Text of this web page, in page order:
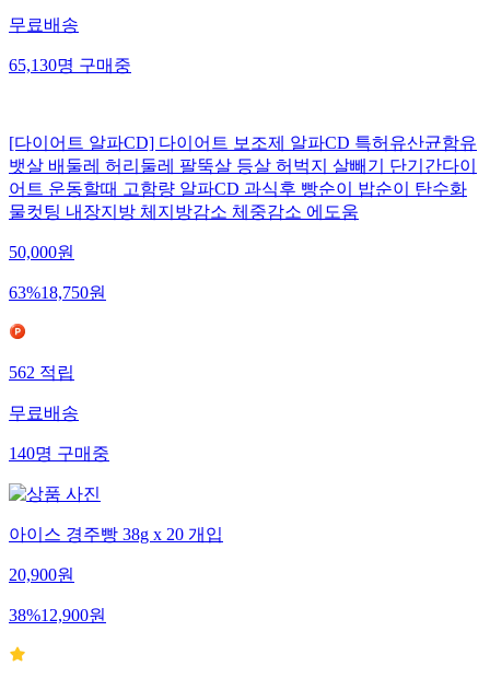
무료배송
65,130명구매중
[다이어트 알파CD] 다이어트 보조제 알파CD 특허유산균함유
뱃살 배둘레 허리둘레 팔뚝살 등살 허벅지 살빼기 단기간다이
어트 운동할때 고함량 알파CD 과식후 빵순이 밥순이 탄수화
물컷팅 내장지방 체지방감소 체중감소 에도움
50,000원
63%18,750원
562적립
무료배송
140명구매중
아이스 경주빵 38g x 20 개입
20,900원
38%12,900원